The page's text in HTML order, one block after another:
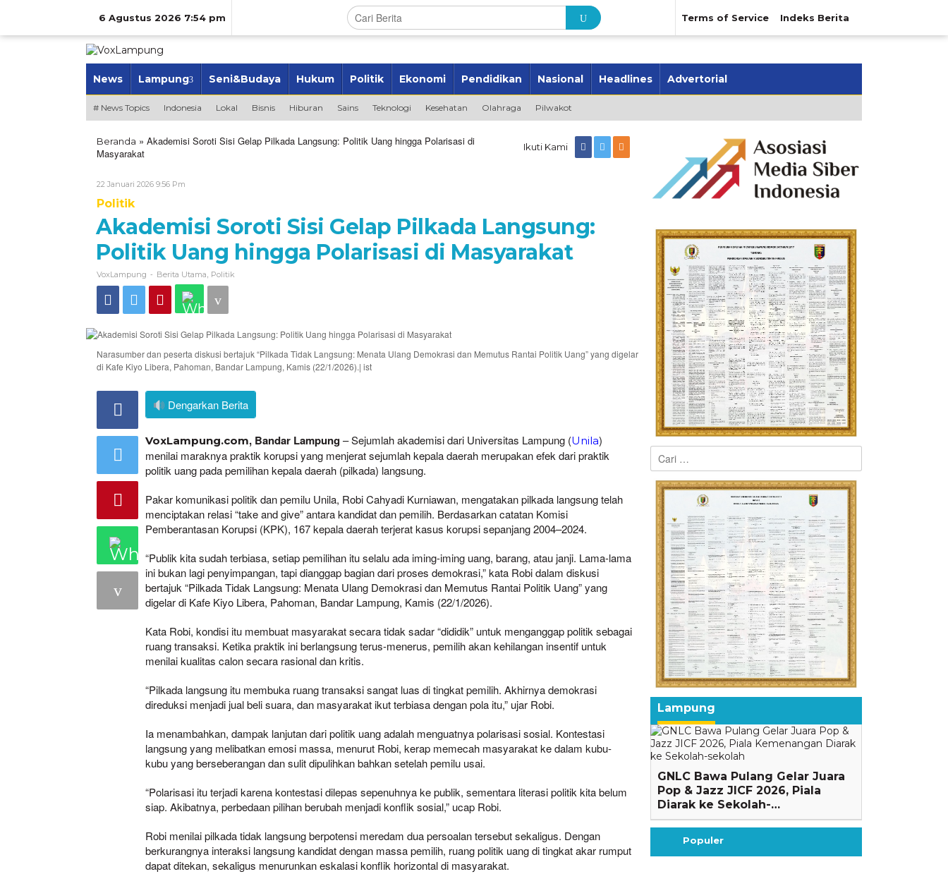
6 Agustus 2026 7:54 pm Terms of Service Indeks Berita
News Lampung Seni&Budaya Hukum Politik Ekonomi Pendidikan Nasional Headlines Advertorial
# News Topics Indonesia Lokal Bisnis Hiburan Sains Teknologi Kesehatan Olahraga Pilwakot
Beranda » Akademisi Soroti Sisi Gelap Pilkada Langsung: Politik Uang hingga Polarisasi di
Masyarakat
Ikuti Kami
22 Januari 2026 9:56 Pm
Politik
Akademisi Soroti Sisi Gelap Pilkada Langsung:
Politik Uang hingga Polarisasi di Masyarakat
VoxLampung - Berita Utama, Politik
Narasumber dan peserta diskusi bertajuk “Pilkada Tidak Langsung: Menata Ulang Demokrasi dan Memutus Rantai Politik Uang” yang digelar
di Kafe Kiyo Libera, Pahoman, Bandar Lampung, Kamis (22/1/2026).| ist
Dengarkan Berita
VoxLampung.com, Bandar Lampung– Sejumlah akademisi dari Universitas Lampung (Unila)
menilai maraknya praktik korupsi yang menjerat sejumlah kepala daerah merupakan efek dari praktik
politik uang pada pemilihan kepala daerah (pilkada) langsung.
Pakar komunikasi politik dan pemilu Unila, Robi Cahyadi Kurniawan, mengatakan pilkada langsung telah
menciptakan relasi “take and give” antara kandidat dan pemilih. Berdasarkan catatan Komisi
Pemberantasan Korupsi (KPK), 167 kepala daerah terjerat kasus korupsi sepanjang 2004–2024.
“Publik kita sudah terbiasa, setiap pemilihan itu selalu ada iming-iming uang, barang, atau janji. Lama-lama
ini bukan lagi penyimpangan, tapi dianggap bagian dari proses demokrasi,” kata Robi dalam diskusi
bertajuk “Pilkada Tidak Langsung: Menata Ulang Demokrasi dan Memutus Rantai Politik Uang” yang
digelar di Kafe Kiyo Libera, Pahoman, Bandar Lampung, Kamis (22/1/2026).
Kata Robi, kondisi itu membuat masyarakat secara tidak sadar “dididik” untuk menganggap politik sebagai
ruang transaksi. Ketika praktik ini berlangsung terus-menerus, pemilih akan kehilangan insentif untuk
menilai kualitas calon secara rasional dan kritis.
“Pilkada langsung itu membuka ruang transaksi sangat luas di tingkat pemilih. Akhirnya demokrasi
direduksi menjadi jual beli suara, dan masyarakat ikut terbiasa dengan pola itu,” ujar Robi.
Ia menambahkan, dampak lanjutan dari politik uang adalah menguatnya polarisasi sosial. Kontestasi
langsung yang melibatkan emosi massa, menurut Robi, kerap memecah masyarakat ke dalam kubu-
kubu yang berseberangan dan sulit dipulihkan bahkan setelah pemilu usai.
“Polarisasi itu terjadi karena kontestasi dilepas sepenuhnya ke publik, sementara literasi politik kita belum
siap. Akibatnya, perbedaan pilihan berubah menjadi konflik sosial,” ucap Robi.
Robi menilai pilkada tidak langsung berpotensi meredam dua persoalan tersebut sekaligus. Dengan
berkurangnya interaksi langsung kandidat dengan massa pemilih, ruang politik uang di tingkat akar rumput
dapat ditekan, sekaligus menurunkan eskalasi konflik horizontal di masyarakat.
Cari
untuk:
Lampung
GNLC Bawa Pulang Gelar Juara
Pop & Jazz JICF 2026, Piala
Diarak ke Sekolah-…
Populer